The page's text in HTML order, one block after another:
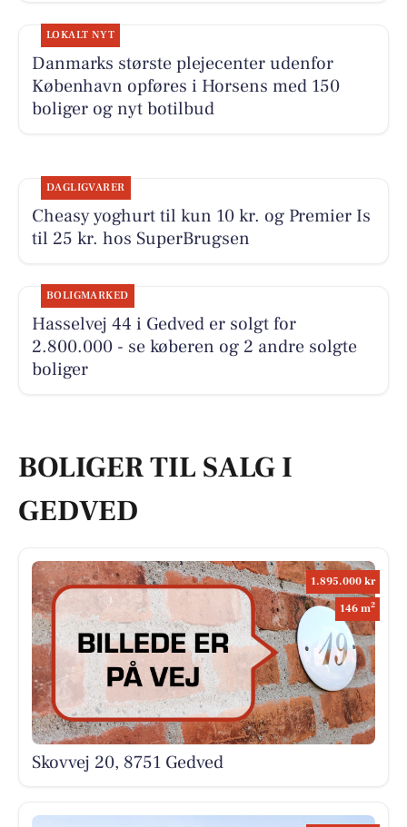
LOKALT NYT
Danmarks største plejecenter udenfor
København opføres i Horsens med 150
boliger og nyt botilbud
DAGLIGVARER
Cheasy yoghurt til kun 10 kr. og Premier Is
til 25 kr. hos SuperBrugsen
BOLIGMARKED
Hasselvej 44 i Gedved er solgt for
2.800.000 - se køberen og 2 andre solgte
boliger
BOLIGER TIL SALG I
GEDVED
1.895.000 kr
146 m2
Skovvej 20, 8751 Gedved